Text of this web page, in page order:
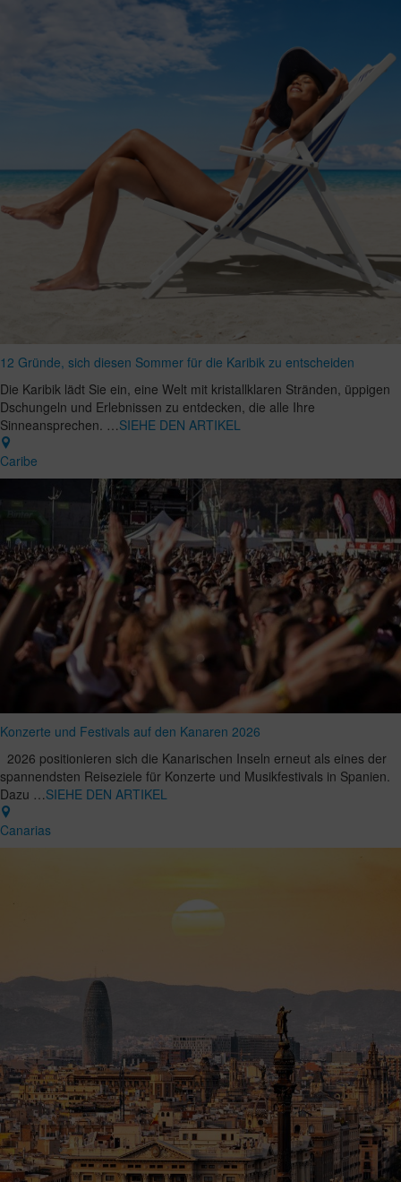
12 Gründe, sich diesen Sommer für die Karibik zu entscheiden
Die Karibik lädt Sie ein, eine Welt mit kristallklaren Stränden, üppigen
Dschungeln und Erlebnissen zu entdecken, die alle Ihre
Sinneansprechen. …SIEHE DEN ARTIKEL
Caribe
Konzerte und Festivals auf den Kanaren 2026
2026 positionieren sich die Kanarischen Inseln erneut als eines der
spannendsten Reiseziele für Konzerte und Musikfestivals in Spanien.
Dazu …SIEHE DEN ARTIKEL
Canarias